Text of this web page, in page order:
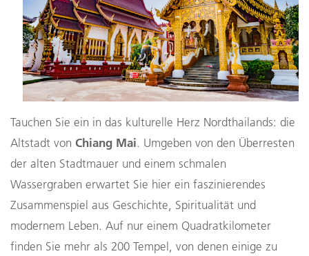
Tauchen Sie ein in das kulturelle Herz Nordthailands: die
Altstadt von Chiang Mai. Umgeben von den Überresten
der alten Stadtmauer und einem schmalen
Wassergraben erwartet Sie hier ein faszinierendes
Zusammenspiel aus Geschichte, Spiritualität und
modernem Leben. Auf nur einem Quadratkilometer
finden Sie mehr als 200 Tempel, von denen einige zu